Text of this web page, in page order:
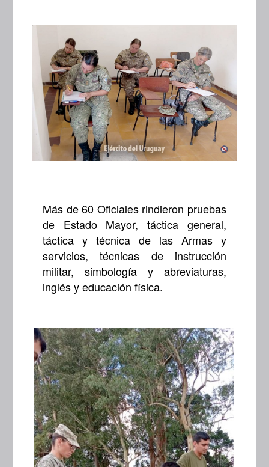
Más de 60 Oficiales rindieron pruebas
de Estado Mayor, táctica general,
táctica y técnica de las Armas y
servicios, técnicas de instrucción
militar, simbología y abreviaturas,
inglés y educación física.